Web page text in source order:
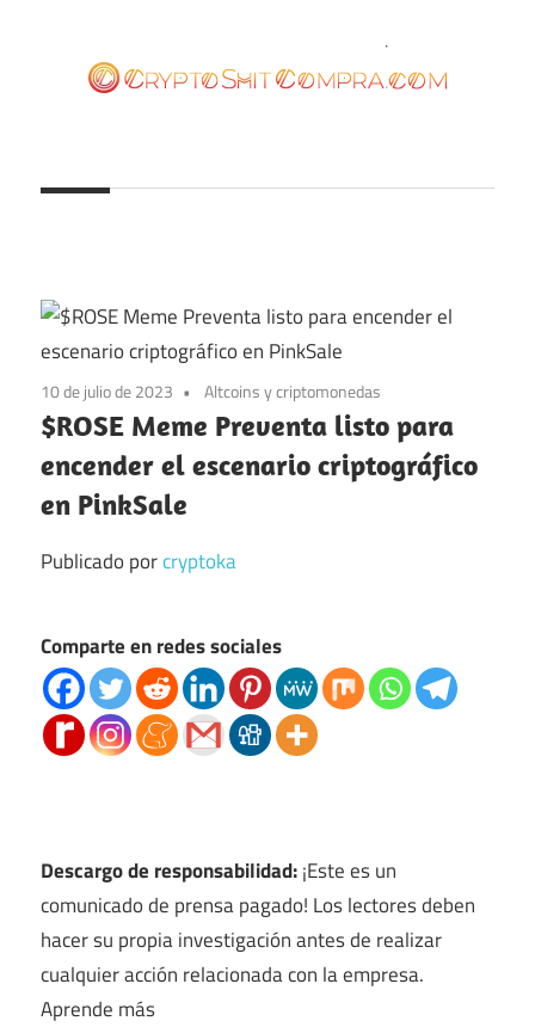
contenido
10 de julio de 2023 Altcoins y criptomonedas
$ROSE Meme Preventa listo para
encender el escenario criptográfico
en PinkSale
Publicado porcryptoka
Comparte en redes sociales
Descargo de responsabilidad:¡Este es un
comunicado de prensa pagado! Los lectores deben
hacer su propia investigación antes de realizar
cualquier acción relacionada con la empresa.
Aprende más